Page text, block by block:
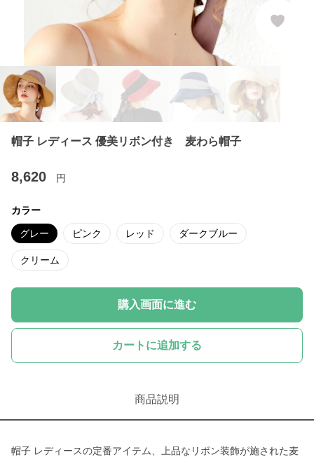
帽子 レディース 優美リボン付き 麦わら帽子
8,620 円
カラー
グレー ピンク レッド ダークブルー
クリーム
購入画面に進む
カートに追加する
商品説明
帽子 レディースの定番アイテム、上品なリボン装飾が施された麦